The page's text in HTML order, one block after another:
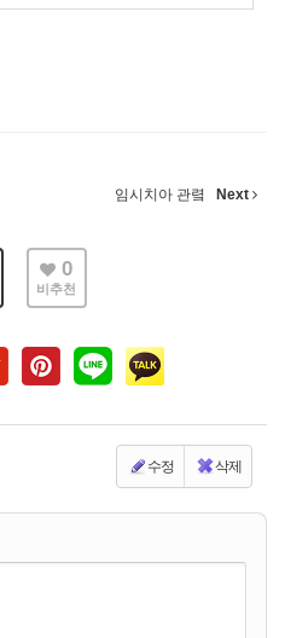
임시치아 관렼 Next
0
비추천
수정 삭제